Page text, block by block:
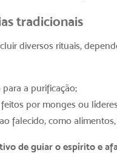
tradicionais
diversos rituais,
a purificação;
por monges ou
falecido, como alimentos,
de guiar o espírito e